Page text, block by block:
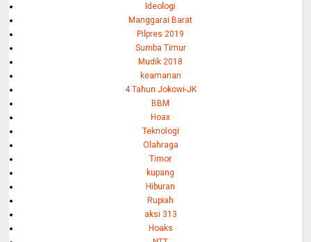
Ideologi
Manggarai Barat
Pilpres 2019
Sumba Timur
Mudik 2018
keamanan
4 Tahun Jokowi-JK
BBM
Hoax
Teknologi
Olahraga
Timor
kupang
Hiburan
Rupiah
aksi 313
Hoaks